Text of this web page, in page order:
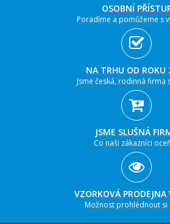
OSOBNÍ
Poradíme a pomůžeme s
NA TRHU OD ROKU
Jsme česká, rodinná firma
JSME SLUŠNÁ
Co naši zákazníci
VZORKOVÁ PRODEJNA
Možnost prohlédnout si